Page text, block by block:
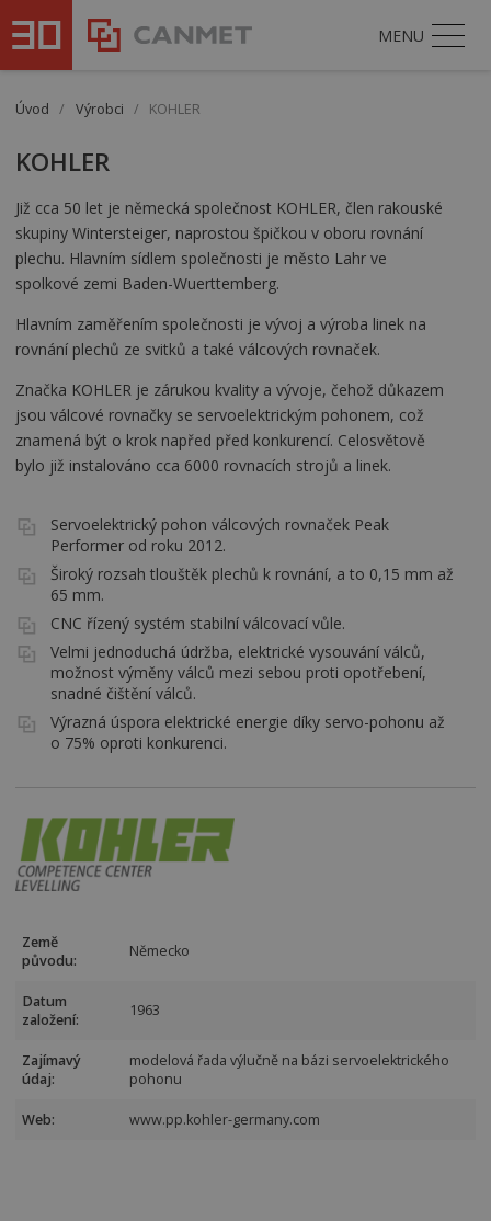
MENU
Úvod / Výrobci / KOHLER
KOHLER
Již cca 50 let je německá společnost KOHLER, člen rakouské
skupiny Wintersteiger, naprostou špičkou v oboru rovnání
plechu. Hlavním sídlem společnosti je město Lahr ve
spolkové zemi Baden-Wuerttemberg.
Hlavním zaměřením společnosti je vývoj a výroba linek na
rovnání plechů ze svitků a také válcových rovnaček.
Značka KOHLER je zárukou kvality a vývoje, čehož důkazem
jsou válcové rovnačky se servoelektrickým pohonem, což
znamená být o krok napřed před konkurencí. Celosvětově
bylo již instalováno cca 6000 rovnacích strojů a linek.
Servoelektrický pohon válcových rovnaček Peak
Performer od roku 2012.
Široký rozsah tlouštěk plechů k rovnání, a to 0,15 mm až
65 mm.
CNC řízený systém stabilní válcovací vůle.
Velmi jednoduchá údržba, elektrické vysouvání válců,
možnost výměny válců mezi sebou proti opotřebení,
snadné čištění válců.
Výrazná úspora elektrické energie díky servo-pohonu až
o 75% oproti konkurenci.
Země
původu:
Německo
Datum
založení:
1963
Zajímavý
údaj:
modelová řada výlučně na bázi servoelektrického
pohonu
Web: www.pp.kohler-germany.com